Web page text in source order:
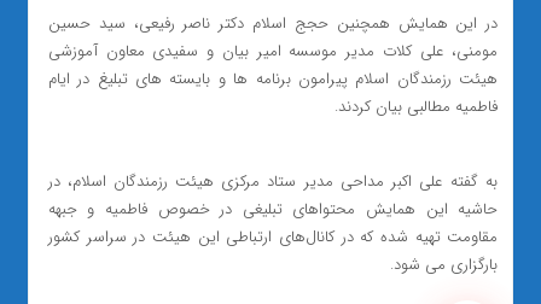
در این همایش همچنین حجج اسلام دکتر ناصر رفیعی، سید حسین
مومنی، علی کلات مدیر موسسه امیر بیان و سفیدی معاون آموزشی
هیئت رزمندگان اسلام پیرامون برنامه ها و بایسته های تبلیغ در ایام
فاطمیه مطالبی بیان کردند.
به گفته علی اکبر مداحی مدیر ستاد مرکزی هیئت رزمندگان اسلام، در
حاشیه این همایش محتواهای تبلیغی در خصوص فاطمیه و جبهه
مقاومت تهیه شده که در کانال‌های ارتباطی این هیئت در سراسر کشور
بارگزاری می شود.